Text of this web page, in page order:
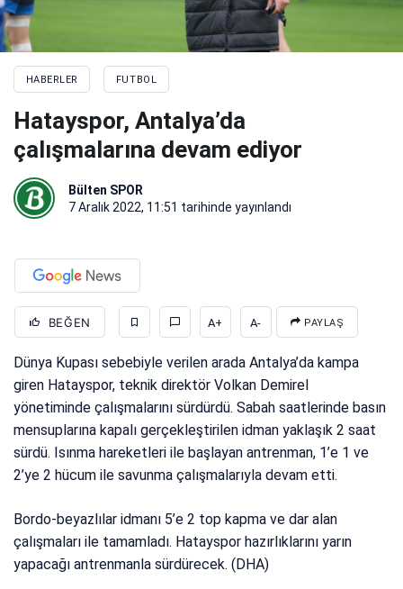
HABERLER FUTBOL
Hatayspor, Antalya’da
çalışmalarına devam ediyor
Bülten SPOR
7 Aralık 2022, 11:51 tarihinde yayınlandı
BEĞEN A+ A- PAYLAŞ
Dünya Kupası sebebiyle verilen arada Antalya’da kampa
giren Hatayspor, teknik direktör Volkan Demirel
yönetiminde çalışmalarını sürdürdü. Sabah saatlerinde basın
mensuplarına kapalı gerçekleştirilen idman yaklaşık 2 saat
sürdü. Isınma hareketleri ile başlayan antrenman, 1’e 1 ve
2’ye 2 hücum ile savunma çalışmalarıyla devam etti.
Bordo-beyazlılar idmanı 5’e 2 top kapma ve dar alan
çalışmaları ile tamamladı. Hatayspor hazırlıklarını yarın
yapacağı antrenmanla sürdürecek. (DHA)